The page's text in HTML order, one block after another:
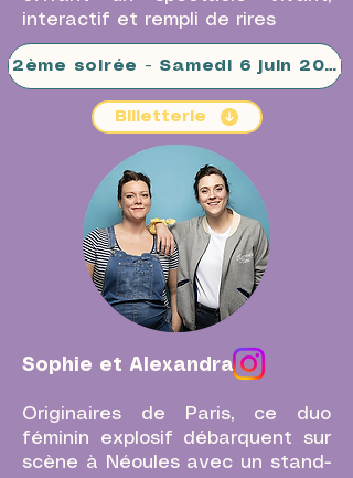
interactif et rempli de rires
2ème soirée - Samedi 6 juin 2026
Billetterie
Sophie et Alexandra
Originaires de Paris, ce duo
féminin explosif débarquent sur
scène à Néoules avec un stand-